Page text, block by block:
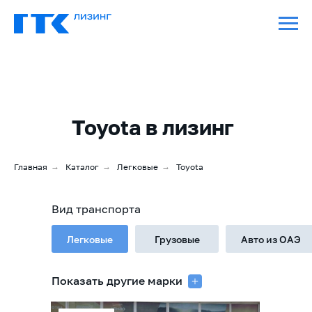
Toyota в лизинг
Главная → Каталог → Легковые → Toyota
Вид транспорта
Легковые Грузовые Авто из ОАЭ
Показать другие марки